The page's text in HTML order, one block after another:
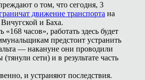
о том, что сегодня, 3
движение транспорта на
и Баха.
«168 часов», работать здесь будет
предстоит устранить
— накануне они проводили
сети) и в результате часть
и устраняют последствия.